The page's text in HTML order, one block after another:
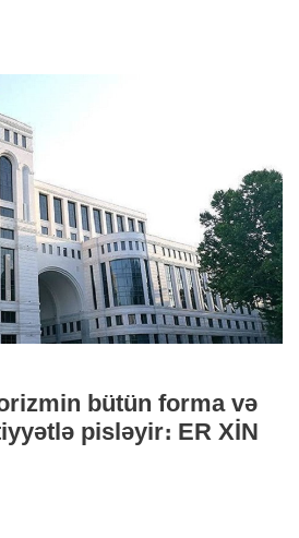
bütün forma və
pisləyir։ ER XİN